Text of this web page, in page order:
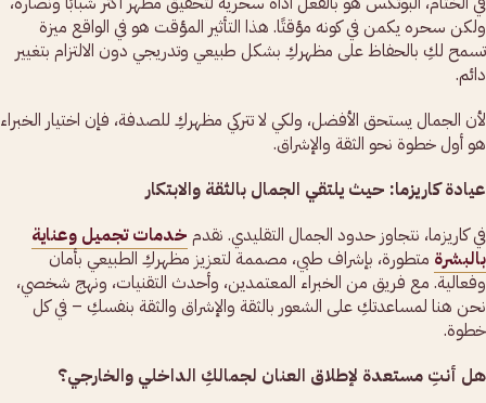
ولكن سحره يكمن في كونه مؤقتًا. هذا التأثير المؤقت هو في الواقع ميزة
تسمح لكِ بالحفاظ على مظهركِ بشكل طبيعي وتدريجي دون الالتزام بتغيير
دائم.
لأن الجمال يستحق الأفضل، ولكي لا تتركي مظهركِ للصدفة، فإن اختيار الخبراء
هو أول خطوة نحو الثقة والإشراق.
عيادة كاريزما: حيث يلتقي الجمال بالثقة والابتكار
في كاريزما، نتجاوز حدود الجمال التقليدي. نقدم خدمات تجميل وعناية
بالبشرة متطورة، بإشراف طبي، مصممة لتعزيز مظهركِ الطبيعي بأمان
وفعالية. مع فريق من الخبراء المعتمدين، وأحدث التقنيات، ونهج شخصي،
نحن هنا لمساعدتكِ على الشعور بالثقة والإشراق والثقة بنفسكِ – في كل
خطوة.
هل أنتِ مستعدة لإطلاق العنان لجمالكِ الداخلي والخارجي؟